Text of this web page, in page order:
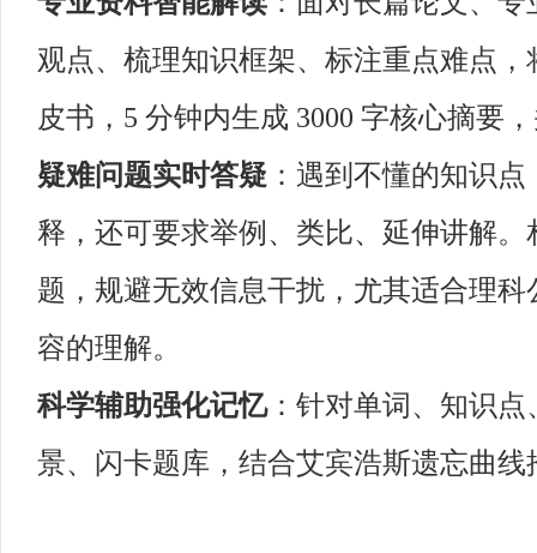
观点、梳理知识框架、标注重点难点
皮书，5 分钟内生成 3000 字核心摘要
疑难问题实时答疑 ：遇到不懂的知识
释，还可要求举例、类比、延伸讲解
题，规避无效信息干扰，尤其适合理
容的理解。
科学辅助强化记忆：针对单词、知识
景、闪卡题库，结合艾宾浩斯遗忘曲